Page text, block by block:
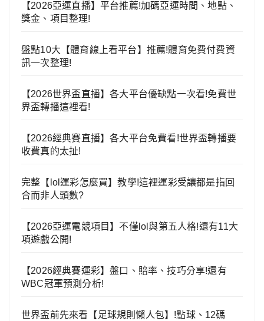
【2026亞運直播】平台推薦!加碼亞運時間、地點、
獎金、項目整理!
盤點10大【體育線上看平台】推薦!體育免費付費資
訊一次整理!
【2026世界盃直播】各大平台優缺點一次看!免費世
界盃轉播這裡看!
【2026經典賽直播】各大平台免費看!世界盃轉播要
收費真的太扯!
完整【lol運彩怎麼買】教學!這裡運彩受讓都是指回
合而非人頭數?
【2026亞運電競項目】不僅lol與第五人格!還有11大
項遊戲公開!
【2026經典賽運彩】盤口、賠率、技巧分享!還有
WBC冠軍預測分析!
世界盃前先來看【足球規則懶人包】!點球、12碼